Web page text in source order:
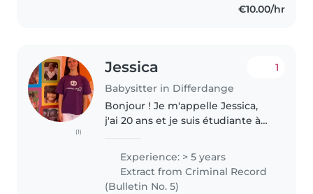
€10.00/hr
(1)
Jessica
Babysitter in Differdange
1
Bonjour ! Je m'appelle Jessica,
j'ai 20 ans et je suis étudiante à
avec les enfants, j'ai acquis deux
expériences précieuses..
Experience: > 5 years
Extract from Criminal Record
(Bulletin No. 5)